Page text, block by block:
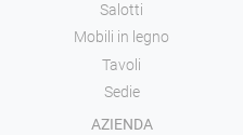
Salotti
Mobili in legno
Tavoli
Sedie
AZIENDA